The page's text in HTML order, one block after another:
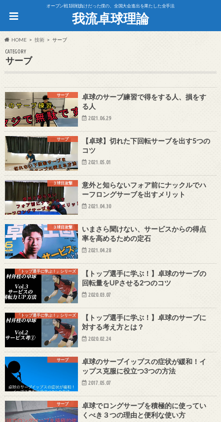
オープン戦1回戦負けだった僕の、全国大会進出を果たした全手法
我流卓球理論
HOME 技術 サーブ
CATEGORY
サーブ
サーブ
卓球のサーブ練習で得をする人、損をす
る人
2021.06.29
サーブ
【卓球】切れた下回転サーブを出す5つの
コツ
2021.05.01
３球目攻撃
意外と知らないフォア前にナックルでハ
ーフロングサーブを出すメリット
2021.04.30
３球目攻撃
いまさら聞けない、サービスからの得点
率を高めるための定石
2021.04.28
「トップ選手に学ぶ！」シリーズ
【トップ選手に学ぶ！】卓球のサーブの
回転量をUPさせる2つのコツ
2020.03.07
「トップ選手に学ぶ！」シリーズ
【トップ選手に学ぶ！】卓球のサーブに
対する考え方とは？
2020.02.24
サーブ
卓球のサーブイップスの症状が緩和！イ
ップス克服に役立つ3つの方法
2017.05.07
サーブ
卓球でロングサーブを積極的に使ってい
くべき３つの理由と便利な使い方